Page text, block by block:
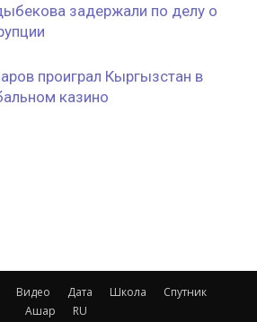
задержали по делу о
проиграл Кыргызстан в
казино
Видео Дата Школа
Спутник
Ашар
RU